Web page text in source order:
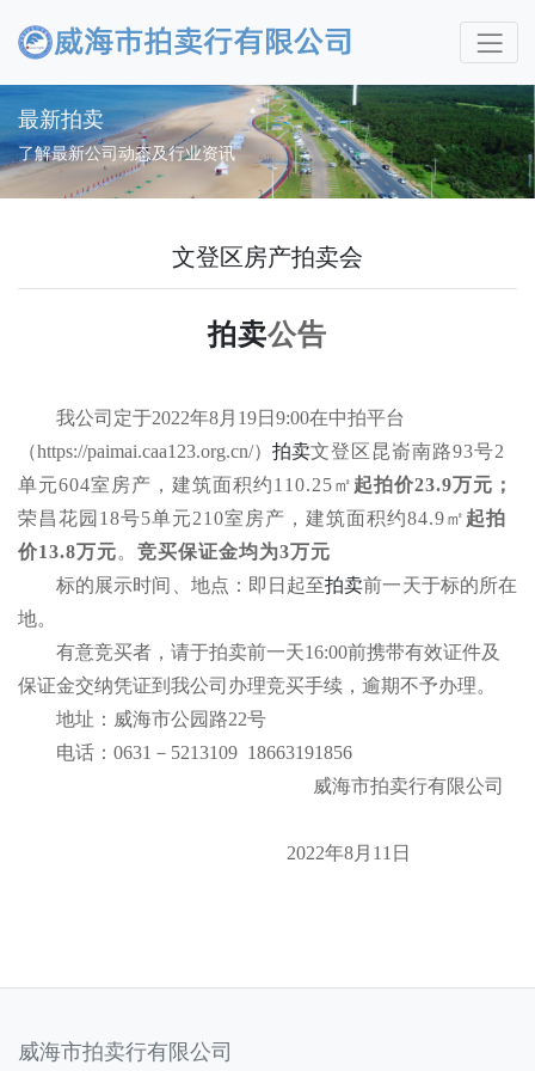
最新拍卖
了解最新公司动态及行业资讯
文登区房产拍卖会
拍卖公告
我公司定于2022年8月 19日9:00在中拍平台
（https://paimai.caa123.org.cn/） 拍卖文登区昆嵛南路93号2
单元604室房产，建筑面积约110.25㎡ 起拍价23.9万元 ；
荣昌花园 18号5单元210室房产，建筑面积约84.9㎡ 起拍
价13.8万元。 竞买保证金均为3万元
标的展示时间、地点：即日起至拍卖前一天于标的所在
地。
有意竞买者，请于拍卖前一天16:00前携带有效证件及
保证金交纳凭证到我公司办理竞买手续，逾期不予办理。
地址：威海市公园路22号
电话： 0631 － 5213109 18663191856
威海市拍卖行有限公司
2022年8月11日
威海市拍卖行有限公司